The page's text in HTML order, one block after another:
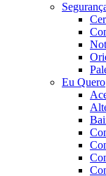
Eu Quero